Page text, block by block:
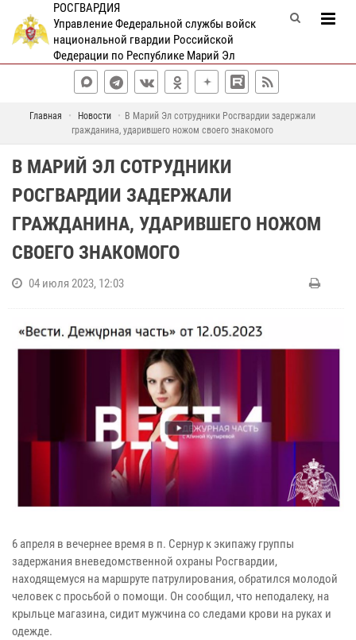
РОСГВАРДИЯ
Управление Федеральной службы войск
национальной гвардии Российской
Федерации по Республике Марий Эл
Главная Новости
В Марий Эл сотрудники Росгвардии задержали
гражданина, ударившего ножом своего знакомого
В МАРИЙ ЭЛ СОТРУДНИКИ
РОСГВАРДИИ ЗАДЕРЖАЛИ
ГРАЖДАНИНА, УДАРИВШЕГО НОЖОМ
СВОЕГО ЗНАКОМОГО
04 июля 2023, 12:03
6 апреля в вечернее время в п. Сернур к экипажу группы
задержания вневедомственной охраны Росгвардии,
находящемуся на маршруте патрулирования, обратился молодой
человек с просьбой о помощи. Он сообщил, что неподалеку, на
крыльце магазина, сидит мужчина со следами крови на руках и
одежде.